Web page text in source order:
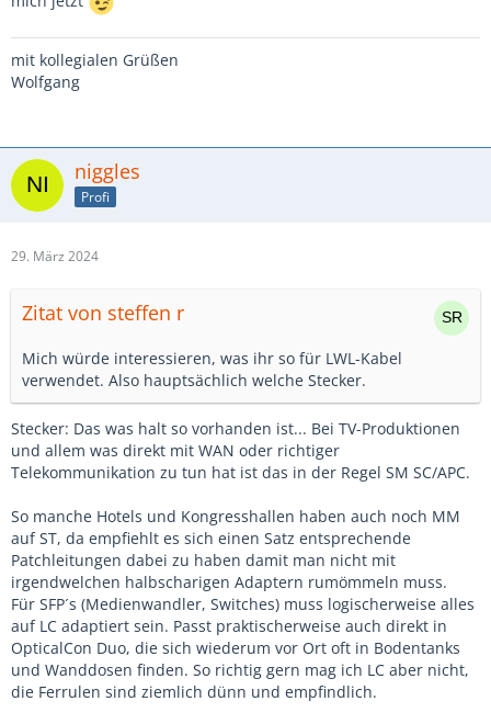
mit kollegialen Grüßen
Wolfgang
niggles
Profi
29. März 2024
Zitat von steffen r
Mich würde interessieren, was ihr so für LWL-Kabel
verwendet. Also hauptsächlich welche Stecker.
Stecker: Das was halt so vorhanden ist... Bei TV-Produktionen
und allem was direkt mit WAN oder richtiger
Telekommunikation zu tun hat ist das in der Regel SM SC/APC.
So manche Hotels und Kongresshallen haben auch noch MM
auf ST, da empfiehlt es sich einen Satz entsprechende
Patchleitungen dabei zu haben damit man nicht mit
irgendwelchen halbscharigen Adaptern rumömmeln muss.
Für SFP´s (Medienwandler, Switches) muss logischerweise alles
auf LC adaptiert sein. Passt praktischerweise auch direkt in
OpticalCon Duo, die sich wiederum vor Ort oft in Bodentanks
und Wanddosen finden. So richtig gern mag ich LC aber nicht,
die Ferrulen sind ziemlich dünn und empfindlich.